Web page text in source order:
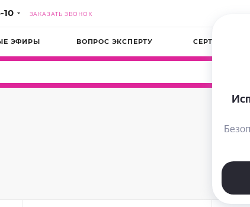
10 ЗАКАЗАТЬ ЗВОНОК
ЭФИРЫ ВОПРОС ЭКСПЕРТУ СЕРТИФИКАТЫ